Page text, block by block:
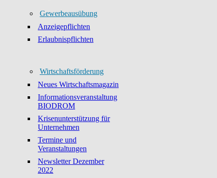
Gewerbeausübung
Anzeigepflichten
Erlaubnispflichten
Wirtschaftsförderung
Neues Wirtschaftsmagazin
Informationsveranstaltung
BIODROM
Krisenunterstützung für
Unternehmen
Termine und
Veranstaltungen
Newsletter Dezember
2022